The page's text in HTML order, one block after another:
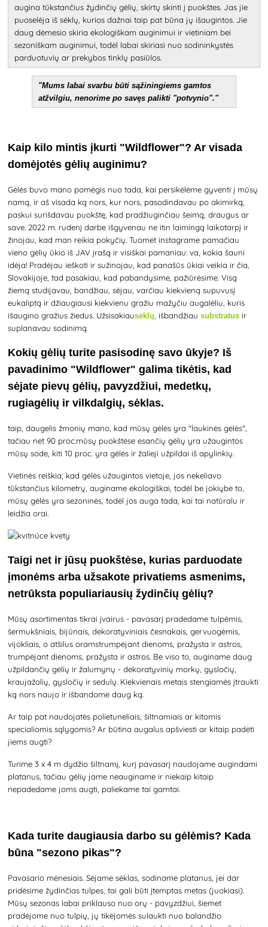
augina tūkstančius žydinčių gėlių, skirtų skinti į puokštes. Jas jie
puoselėja iš sėklų, kurios dažnai taip pat būna jų išaugintos. Jie
daug dėmesio skiria ekologiškam auginimui ir vietiniam bei
sezoniškam auginimui, todėl labai skiriasi nuo sodininkystės
parduotuvių ar prekybos tinklų pasiūlos.
"Mums labai svarbu būti sąžiningiems gamtos
atžvilgiu, nenorime po savęs palikti "potvynio"."
Kaip kilo mintis įkurti "Wildflower"? Ar visada
domėjotės gėlių auginimu?
Gėlės buvo mano pomėgis nuo tada, kai persikėlėme gyventi į mūsų
namą, ir aš visada ką nors, kur nors, pasodindavau po akimirką,
paskui surišdavau puokštę, kad pradžiuginčiau šeimą, draugus ar
save. 2022 m. rudenį darbe išgyvenau ne itin laimingą laikotarpį ir
žinojau, kad man reikia pokyčių. Tuomet instagrame pamačiau
vieno gėlių ūkio iš JAV įrašą ir visiškai pamaniau: va, kokia šauni
idėja! Pradėjau ieškoti ir sužinojau, kad panašūs ūkiai veikia ir čia,
Slovakijoje, tad pasakiau, kad pabandysime, pažiūrėsime. Visą
žiemą studijavau, bandžiau, sėjau, varčiau kiekvieną supuvusį
eukaliptą ir džiaugiausi kiekvienu gražiu mažyčiu augalėliu, kuris
išaugino gražius žiedus. Užsisakiausėklų, išbandžiausubstratus ir
suplanavau sodinimą.
Kokių gėlių turite pasisodinę savo ūkyje? Iš
pavadinimo "Wildflower" galima tikėtis, kad
sėjate pievų gėlių, pavyzdžiui, medetkų,
rugiagėlių ir vilkdalgių, sėklas.
taip, daugelis žmonių mano, kad mūsų gėlės yra "laukinės gėlės",
tačiau net 90 proc.mūsų puokštėse esančių gėlių yra užaugintos
mūsų sode, kiti 10 proc. yra gėlės ir žalieji užpildai iš apylinkių.
Vietinės reiškia, kad gėlės užaugintos vietoje, jos nekeliavo
tūkstančius kilometrų, auginame ekologiškai, todėl be jokiųbe to,
mūsų gėlės yra sezoninės, todėl jos auga tada, kai tai natūralu ir
leidžia orai.
Taigi net ir jūsų puokštėse, kurias parduodate
įmonėms arba užsakote privatiems asmenims,
netrūksta populiariausių žydinčių gėlių?
Mūsų asortimentas tikrai įvairus - pavasarį pradedame tulpėmis,
šermukšniais, bijūnais, dekoratyviniais česnakais, gervuogėmis,
vijokliais, o atšilus oramstrumpėjant dienoms, pražysta ir astros,
trumpėjant dienoms, pražysta ir astros. Be viso to, auginame daug
užpildančių gėlių ir žalumynų - dekoratyvinių morkų, gysločių,
kraujažolių, gysločių ir sedulų. Kiekvienais metais stengiamės įtraukti
ką nors naujo ir išbandome daug ką.
Ar taip pat naudojatės polietuneliais, šiltnamiais ar kitomis
specialiomis sąlygomis? Ar būtina augalus apšviesti ar kitaip padėti
jiems augti?
Turime 3 x 4 m dydžio šiltnamį, kurį pavasarį naudojame augindami
platanus, tačiau gėlių jame neauginame ir niekaip kitaip
nepadedame joms augti, paliekame tai gamtai.
Kada turite daugiausia darbo su gėlėmis? Kada
būna "sezono pikas"?
Pavasario mėnesiais. Sėjame sėklas, sodiname platanus, jei dar
pridėsime žydinčias tulpes, tai gali būti įtemptas metas (juokiasi).
Mūsų sezonas labai priklauso nuo orų - pavyzdžiui, šiemet
pradėjome nuo tulpių, jų tikėjomės sulaukti nuo balandžio